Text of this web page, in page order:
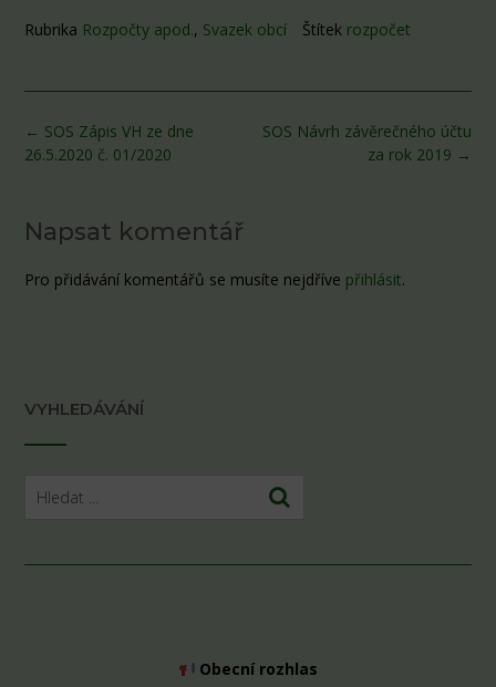
Rubrika Rozpočty apod., Svazek obcí Štítek rozpočet
Post
navigation
SOS Návrh závěrečného účtu
za rok 2019 →
← SOS Zápis VH ze dne
26.5.2020 č. 01/2020
Napsat komentář
Pro přidávání komentářů se musíte nejdříve přihlásit.
VYHLEDÁVÁNÍ
Obecní rozhlas